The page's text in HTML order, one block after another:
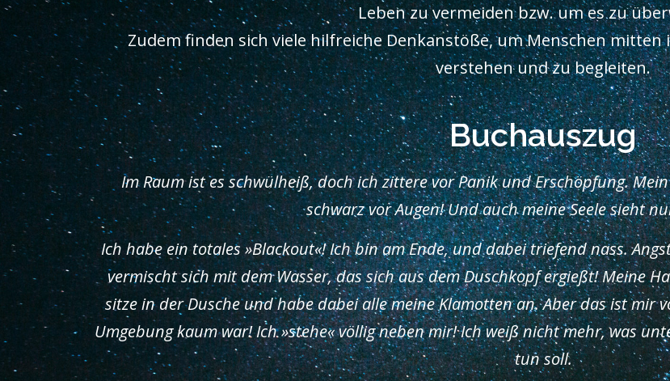
Leben zu vermeiden bzw. um es zu
Zudem finden sich viele hilfreiche Denkanstöße, um Menschen mitten
verstehen und zu begleiten.
Buchauszug
Im Raum ist es schwülheiß, doch ich zittere vor Panik und Erschöpfung.
schwarz vor Augen! Und auch meine Seele sieht
Ich habe ein totales »Blackout«! Ich bin am Ende, und dabei triefend nass.
vermischt sich mit dem Wasser, das sich aus dem Duschkopf ergießt! Meine
sitze in der Dusche und habe dabei alle meine Klamotten an. Aber das ist mir
Umgebung kaum war! Ich »stehe« völlig neben mir! Ich weiß nicht mehr, was
tun soll.